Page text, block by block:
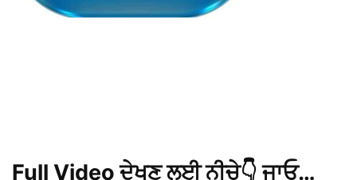
Full Video ਦੇਖਣ ਲਈ ਨੀਚੇ👇 ਜਾਓ…